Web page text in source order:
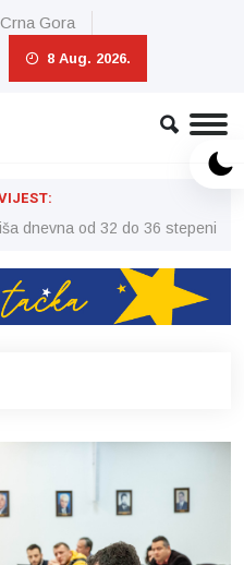
Gora
8 Aug. 2026.
dnevna od 32 do 36 stepeni